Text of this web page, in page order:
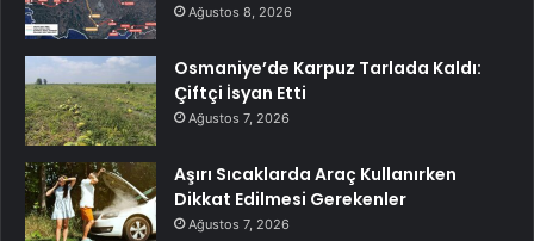
Ağustos 8, 2026
Osmaniye’de Karpuz Tarlada Kaldı:
Çiftçi İsyan Etti
Ağustos 7, 2026
Aşırı Sıcaklarda Araç Kullanırken
Dikkat Edilmesi Gerekenler
Ağustos 7, 2026